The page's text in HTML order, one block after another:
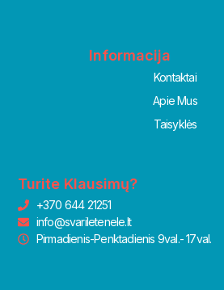
Informacija
Kontaktai
Apie Mus
Taisyklės
Turite Klausimų?
+370 644 21251
info@svariletenele.lt
Pirmadienis-Penktadienis 9val.- 17val.